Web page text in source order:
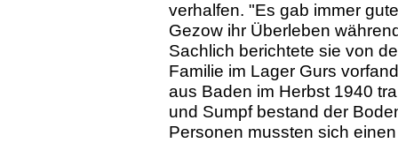
verhalfen. "Es gab immer
Gezow ihr Überleben
Sachlich berichtete sie von
Familie im Lager Gurs
aus Baden im Herbst 1940
und Sumpf bestand der
Personen mussten sich